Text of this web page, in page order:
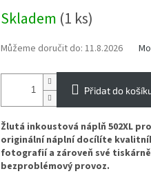
cena:
Skladem (1 ks)
Můžeme doručit do: 11.8.2026
Přidat do
Žlutá inkoustová náplň 502XL
originální náplní docílíte
fotografií a zároveň své
bezproblémový provoz.